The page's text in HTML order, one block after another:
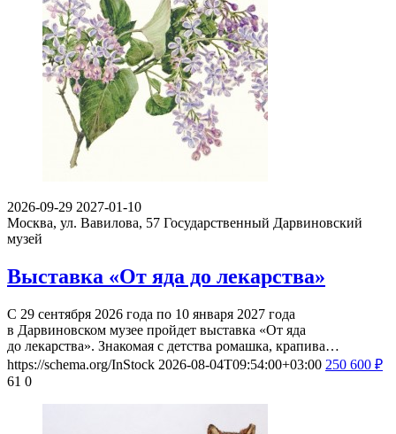
2026-09-29 2027-01-10
Москва, ул. Вавилова, 57 Государственный Дарвиновский
музей
Выставка «От яда до лекарства»
С 29 сентября 2026 года по 10 января 2027 года
в Дарвиновском музее пройдет выставка «От яда
до лекарства». Знакомая с детства ромашка, крапива…
https://schema.org/InStock 2026-08-04T09:54:00+03:00 250 600 ₽
61 0